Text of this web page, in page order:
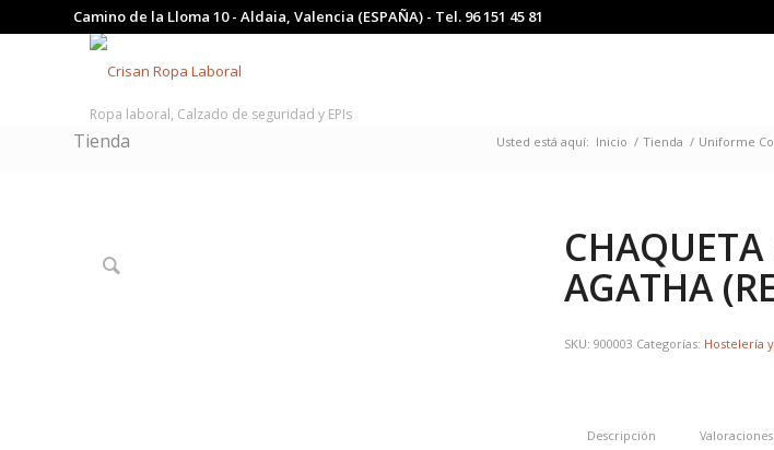
Camino de la Lloma 10 - Aldaia, Valencia (ESPAÑA) - Tel. 96 151 45 81
Ropa laboral, Calzado de seguridad y EPIs
Tienda Usted está aquí: Inicio / Tienda / Uniforme
AGATHA
SKU:900003 Categorías: Hostelería
Descripción Valoraciones